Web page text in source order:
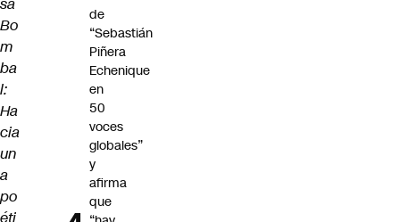
Bo
m
ba
l:
Ha
cia
un
a
po
de
“Sebastián
Piñera
Echenique
en
50
voces
globales”
y
afirma
que